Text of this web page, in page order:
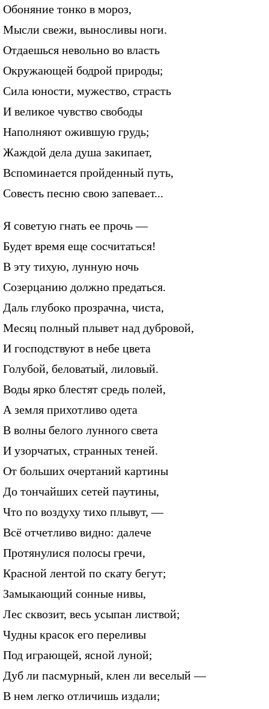
Обоняние тонко в мороз,
Мысли свежи, выносливы ноги.
Отдаешься невольно во власть
Окружающей бодрой природы;
Сила юности, мужество, страсть
И великое чувство свободы
Наполняют ожившую грудь;
Жаждой дела душа закипает,
Вспоминается пройденный путь,
Совесть песню свою запевает...
Я советую гнать ее прочь —
Будет время еще сосчитаться!
В эту тихую, лунную ночь
Созерцанию должно предаться.
Даль глубоко прозрачна, чиста,
Месяц полный плывет над дубровой,
И господствуют в небе цвета
Голубой, беловатый, лиловый.
Воды ярко блестят средь полей,
А земля прихотливо одета
В волны белого лунного света
И узорчатых, странных теней.
От больших очертаний картины
До тончайших сетей паутины,
Что по воздуху тихо плывут, —
Всё отчетливо видно: далече
Протянулися полосы гречи,
Красной лентой по скату бегут;
Замыкающий сонные нивы,
Лес сквозит, весь усыпан листвой;
Чудны красок его переливы
Под играющей, ясной луной;
Дуб ли пасмурный, клен ли веселый —
В нем легко отличишь издали;